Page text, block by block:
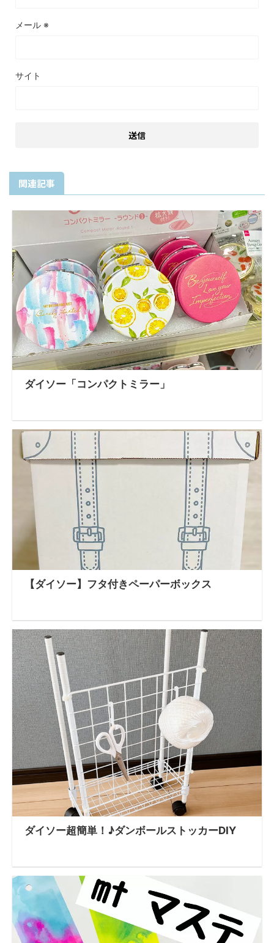
メール ※
サイト
関連記事
ダイソー「コンパクトミラー」
【ダイソー】フタ付きペーパーボックス
ダイソー超簡単！♪ダンボールストッカーDIY